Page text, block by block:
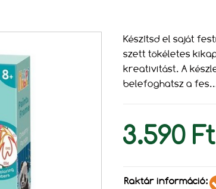
Készítsd el saját
szett tökéletes
kreativitást. A
belefoghatsz a fes
3.590 Ft
Raktár információ: